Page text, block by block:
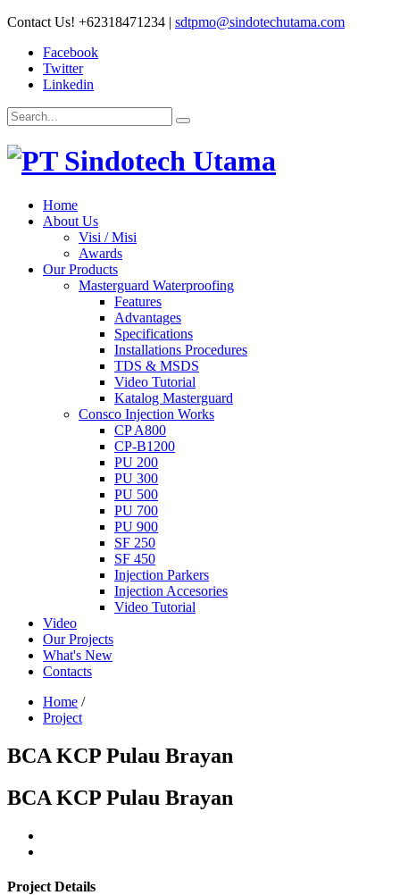
Contact Us! +62318471234 | sdtpmo@sindotechutama.com
Facebook
Twitter
Linkedin
Home
About Us
Visi / Misi
Awards
Our Products
Masterguard Waterproofing
Features
Advantages
Specifications
Installations Procedures
TDS & MSDS
Video Tutorial
Katalog Masterguard
Consco Injection Works
CP A800
CP-B1200
PU 200
PU 300
PU 500
PU 700
PU 900
SF 250
SF 450
Injection Parkers
Injection Accesories
Video Tutorial
Video
Our Projects
What's New
Contacts
Home /
Project
BCA KCP Pulau Brayan
BCA KCP Pulau Brayan
Project Details